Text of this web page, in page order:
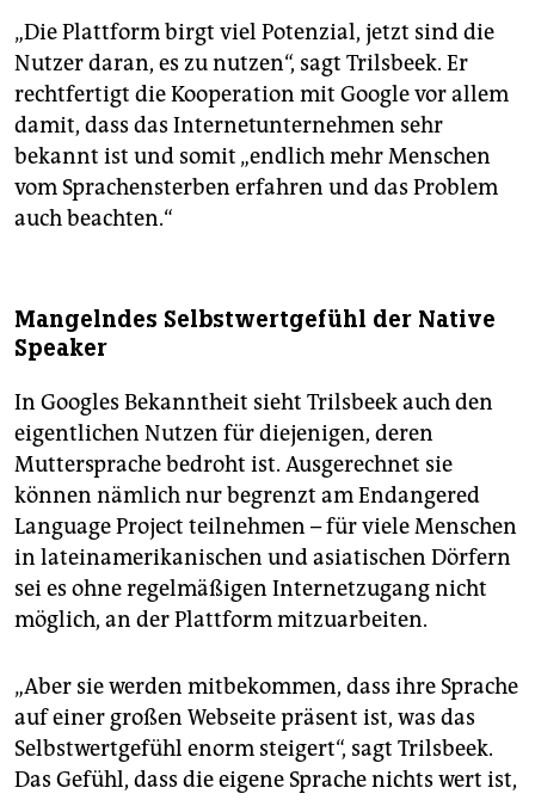
„Die Plattform birgt viel Potenzial, jetzt sind die
Nutzer daran, es zu nutzen“, sagt Trilsbeek. Er
rechtfertigt die Kooperation mit Google vor allem
damit, dass das Internetunternehmen sehr
bekannt ist und somit „endlich mehr Menschen
vom Sprachensterben erfahren und das Problem
auch beachten.“
Mangelndes Selbstwertgefühl der Native
Speaker
In Googles Bekanntheit sieht Trilsbeek auch den
eigentlichen Nutzen für diejenigen, deren
Muttersprache bedroht ist. Ausgerechnet sie
können nämlich nur begrenzt am Endangered
Language Project teilnehmen – für viele Menschen
in lateinamerikanischen und asiatischen Dörfern
sei es ohne regelmäßigen Internetzugang nicht
möglich, an der Plattform mitzuarbeiten.
„Aber sie werden mitbekommen, dass ihre Sprache
auf einer großen Webseite präsent ist, was das
Selbstwertgefühl enorm steigert“, sagt Trilsbeek.
Das Gefühl, dass die eigene Sprache nichts wert ist,